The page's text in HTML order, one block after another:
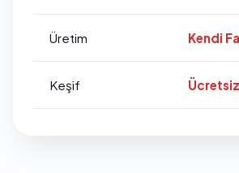
Üretim Kendi
Keşif Ücretsiz